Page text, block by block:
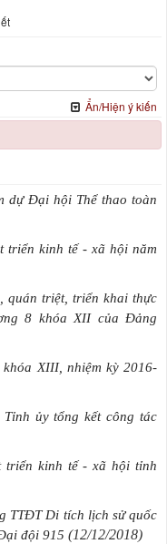
Ẩn/Hiện ý kiến
dự Đại hội Thể thao toàn
triển kinh tế - xã hội năm
quán triệt, triển khai thực
8 khóa XII của Đảng
XIII, nhiệm kỳ 2016-
ủy tổng kết công tác
triển kinh tế - xã hội tỉnh
TTĐT Di tích lịch sử quốc
đội 915 (12/12/2018)